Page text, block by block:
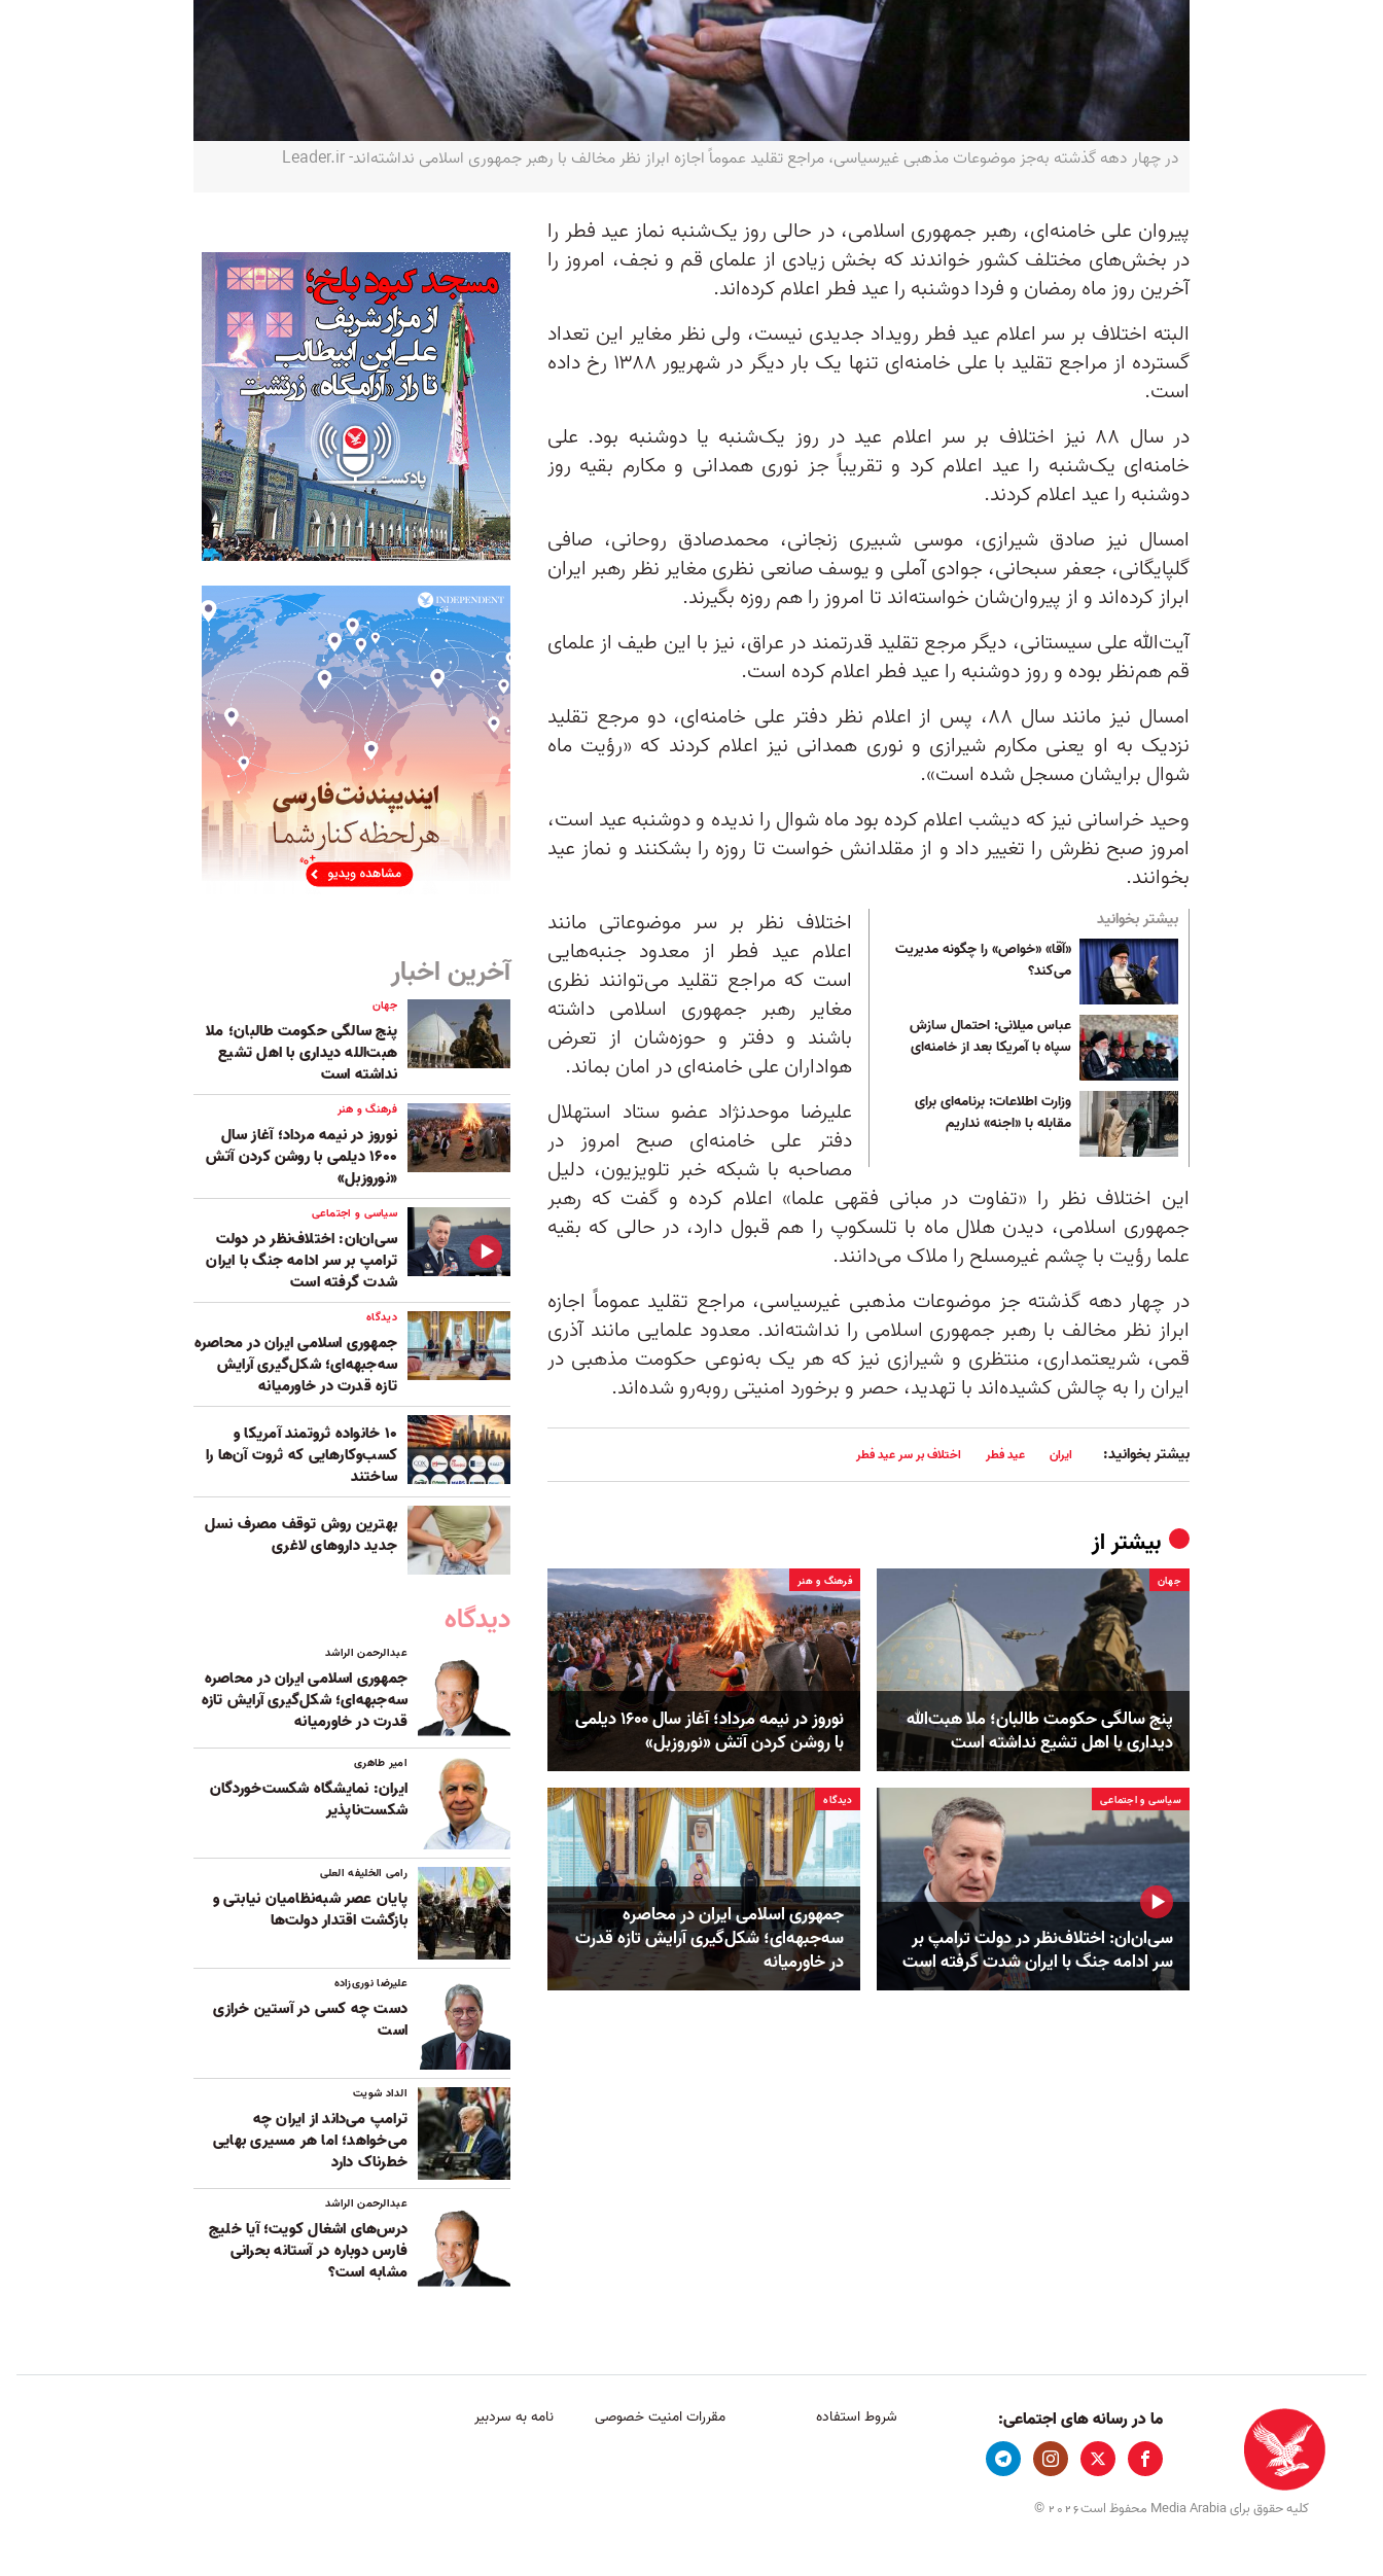
در چهار دهه گذشته به‌جز موضوعات مذهبی غیرسیاسی، مراجع تقلید عموماً اجازه ابراز نظر مخالف با رهبر جمهوری اسلامی نداشته‌اند- Leader.ir
پیروان علی خامنه‌ای، رهبر جمهوری اسلامی، در حالی روز یک‌شنبه نماز عید فطر را
در بخش‌های مختلف کشور خواندند که بخش زیادی از علمای قم و نجف، امروز را
آخرین روز ماه رمضان و فردا دوشنبه را عید فطر اعلام کرده‌اند.
البته اختلاف بر سر اعلام عید فطر رویداد جدیدی نیست، ولی نظر مغایر این تعداد
گسترده از مراجع تقلید با علی خامنه‌ای تنها یک‌ بار دیگر در شهریور ۱۳۸۸ رخ داده
است.
در سال ۸۸ نیز اختلاف بر سر اعلام عید در روز یک‌شنبه یا دوشنبه بود. علی
خامنه‌ای یک‌شنبه را عید اعلام کرد و تقریباً جز نوری همدانی و مکارم بقیه روز
دوشنبه را عید اعلام کردند.
امسال نیز صادق شیرازی، موسی شبیری زنجانی، محمدصادق روحانی، صافی
گلپایگانی، جعفر سبحانی، جوادی آملی و یوسف صانعی نظری مغایر نظر رهبر ایران
ابراز کرده‌اند و از پیروان‌شان خواسته‌اند تا امروز را هم روزه بگیرند.
آیت‌الله علی سیستانی، دیگر مرجع تقلید قدرتمند در عراق، نیز با این طیف از علمای
قم هم‌نظر بوده و روز دوشنبه را عید فطر اعلام کرده است.
امسال نیز مانند سال ۸۸، پس از اعلام نظر دفتر علی خامنه‌ای، دو مرجع تقلید
نزدیک به او یعنی مکارم شیرازی و نوری همدانی نیز اعلام کردند که «رؤیت ماه
شوال برایشان مسجل شده است».
وحید خراسانی نیز که دیشب اعلام کرده بود ماه شوال را ندیده و دوشنبه عید است،
امروز صبح نظرش را تغییر داد و از مقلدانش خواست تا روزه را بشکنند و نماز عید
بخوانند.
بیشتر بخوانید
«آقا» «خواص» را چگونه مدیریت
می‌کند؟
عباس میلانی: احتمال سازش
سپاه با آمریکا بعد از خامنه‌ای
وزارت اطلاعات: برنامه‌ای برای
مقابله با «اجنه» نداریم
اختلاف‌ نظر بر سر موضوعاتی مانند
اعلام عید فطر از معدود جنبه‌هایی
است که مراجع تقلید می‌توانند نظری
مغایر رهبر جمهوری اسلامی داشته
باشند و دفتر و حوزه‌شان از تعرض
هواداران علی خامنه‌ای در امان بماند.
علیرضا موحد‌نژاد عضو ستاد استهلال
دفتر علی خامنه‌ای صبح امروز در
مصاحبه با شبکه خبر تلویزیون، دلیل
این اختلاف‌ نظر را «تفاوت در مبانی فقهی علما» اعلام کرده و گفت که رهبر
جمهوری اسلامی، دیدن هلال ماه با تلسکوپ را هم قبول دارد، در حالی که بقیه
علما رؤیت با چشم غیرمسلح را ملاک می‌دانند.
در چهار دهه گذشته جز موضوعات مذهبی غیرسیاسی، مراجع تقلید عموماً اجازه
ابراز نظر مخالف با رهبر جمهوری اسلامی را نداشته‌اند. معدود علمایی مانند آذری
قمی، شریعتمداری، منتظری و شیرازی نیز که هر یک به‌نوعی حکومت مذهبی در
ایران را به چالش کشیده‌اند با تهدید، حصر و برخورد امنیتی روبه‌رو شده‌اند.
بیشتر بخوانید: ایران عید فطر اختلاف بر سر عید فطر
بیشتر از
جهان
پنج‌ سالگی حکومت طالبان؛ ملا هبت‌الله
دیداری با اهل تشیع نداشته است
فرهنگ و هنر
نوروز در نیمه مرداد؛ آغاز سال ۱۶۰۰ دیلمی
با روشن کردن آتش «نوروزبل»
سیاسی و اجتماعی
سی‌ان‌ان: اختلاف‌نظر در دولت ترامپ بر
سر ادامه جنگ با ایران شدت گرفته است
دیدگاه
جمهوری اسلامی ایران در محاصره
سه‌جبهه‌ای؛ شکل‌گیری آرایش تازه قدرت
در خاورمیانه
آخرین اخبار
جهان
پنج‌ سالگی حکومت طالبان؛ ملا
هبت‌الله دیداری با اهل تشیع
نداشته است
فرهنگ و هنر
نوروز در نیمه مرداد؛ آغاز سال
۱۶۰۰ دیلمی با روشن کردن آتش
«نوروزبل»
سیاسی و اجتماعی
سی‌ان‌ان: اختلاف‌نظر در دولت
ترامپ بر سر ادامه جنگ با ایران
شدت گرفته است
دیدگاه
جمهوری اسلامی ایران در محاصره
سه‌جبهه‌ای؛ شکل‌گیری آرایش
تازه قدرت در خاورمیانه
۱۰ خانواده ثروتمند آمریکا و
کسب‌وکارهایی که ثروت آن‌ها را
ساختند
بهترین روش توقف مصرف نسل
جدید داروهای لاغری
دیدگاه
عبدالرحمن الراشد
جمهوری اسلامی ایران در محاصره
سه‌جبهه‌ای؛ شکل‌گیری آرایش تازه
قدرت در خاورمیانه
امیر طاهری
ایران: نمایشگاه شکست‌خوردگان
شکست‌ناپذیر
رامی الخلیفه العلی
پایان عصر شبه‌نظامیان نیابتی و
بازگشت اقتدار دولت‌ها
علیرضا نوری‌زاده
دست چه کسی در آستین خرازی
است
الداد شویت
ترامپ می‌داند از ایران چه
می‌خواهد؛ اما هر مسیری بهایی
خطرناک دارد
عبدالرحمن الراشد
درس‌های اشغال کویت؛ آیا خلیج
فارس دوباره در آستانه بحرانی
مشابه است؟
ما در رسانه های اجتماعی: شروط استفاده مقررات امنیت خصوصی نامه به سردبیر
کلیه حقوق برای Media Arabia محفوظ است 2026
©